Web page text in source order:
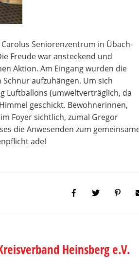
Seniorenzentrum in Übach-
Freude war ansteckend und
Aktion. Am Eingang wurden die
aufzuhängen. Um sich
Luftballons (umweltverträglich, da
geschickt. Bewohnerinnen,
Foyer sichtlich, zumal Gregor
die Anwesenden zum
ade!
Heinsberg e.V.